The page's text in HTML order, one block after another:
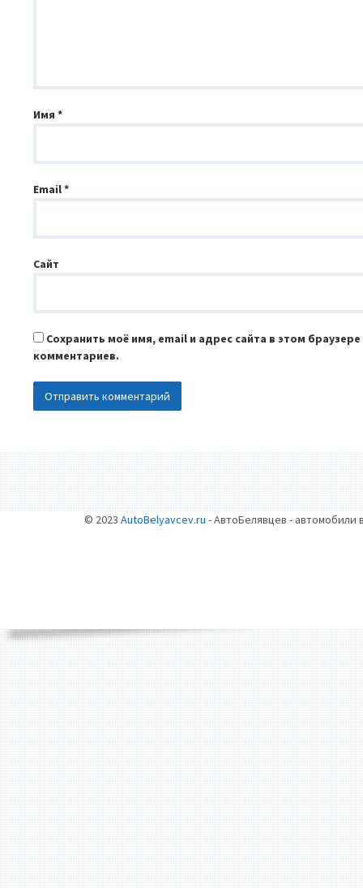
Имя*
Email*
Сайт
Сохранить моё имя, email и адрес сайта в этом
комментариев.
© 2023 AutoBelyavcev.ru - АвтоБелявцев - автомобили